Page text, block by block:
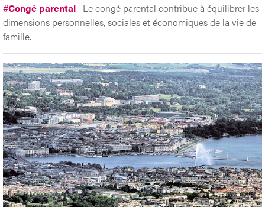
#Congé parental Le congé parental contribue à équilibrer les
dimensions personnelles, sociales et économiques de la vie de
famille.